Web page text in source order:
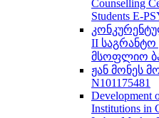
Counselling
Students E-
II საგრანტო
მსოფლიო
ჟან მონეს
N101175481
Development
Institutions in